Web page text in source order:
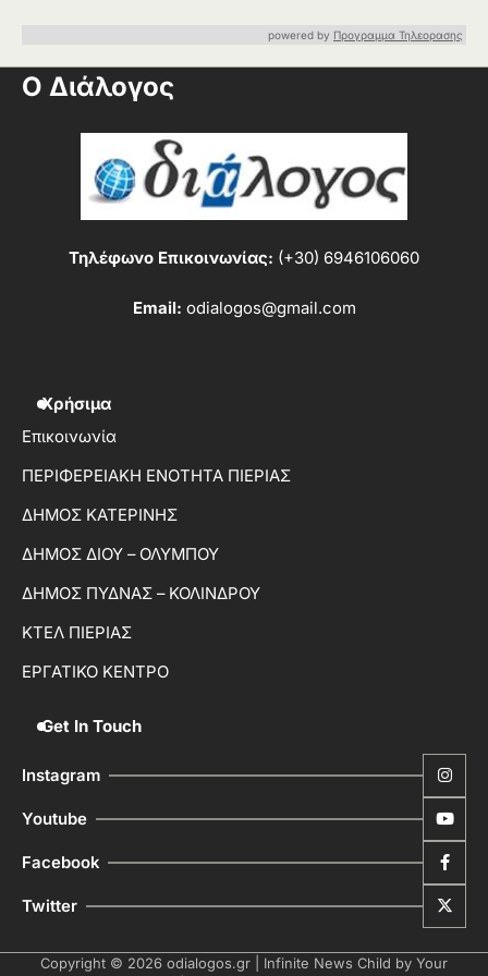
powered by Προγραμμα Τηλεορασης
Ο Διάλογος
Τηλέφωνο Επικοινωνίας: (+30) 6946106060
Email: odialogos@gmail.com
Χρήσιμα
Επικοινωνία
ΠΕΡΙΦΕΡΕΙΑΚΗ ΕΝΟΤΗΤΑ ΠΙΕΡΙΑΣ
ΔΗΜΟΣ ΚΑΤΕΡΙΝΗΣ
ΔΗΜΟΣ ΔΙΟΥ – ΟΛΥΜΠΟΥ
ΔΗΜΟΣ ΠΥΔΝΑΣ – ΚΟΛΙΝΔΡΟΥ
ΚΤΕΛ ΠΙΕΡΙΑΣ
ΕΡΓΑΤΙΚΟ ΚΕΝΤΡΟ
Get In Touch
Instagram
Youtube
Facebook
Twitter
Copyright © 2026 odialogos.gr | Infinite News Child by Your